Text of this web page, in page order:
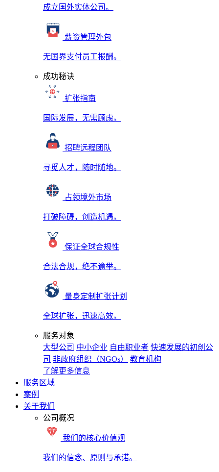
成立国外实体公司。
薪资管理外包
无国界支付员工报酬。
成功秘诀
扩张指南
国际发展，无需顾虑。
招聘远程团队
寻觅人才，随时随地。
占领境外市场
打破障碍，创造机遇。
保证全球合规性
合法合规，绝不逾举。
量身定制扩张计划
全球扩张，迅速高效。
服务对象
大型公司 中小企业 自由职业者 快速发展的初创公
司 非政府组织（NGOs）
教育机构
了解更多信息
服务区域
案例
关于我们
公司概况
我们的核心价值观
我们的信念、原则与承诺。